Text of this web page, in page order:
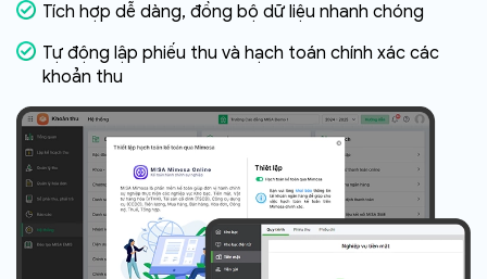
Tích hợp dễ dàng, đồng bộ dữ liệu nhanh chóng
Tự động lập phiếu thu và hạch toán chính xác các
khoản thu